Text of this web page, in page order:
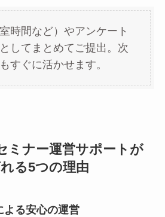
時間など）やアンケート
してまとめてご提出。次
すぐに活かせます。
ミナー運営サポートが
る5つの理由
る安心の運営